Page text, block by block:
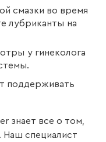
смазки во время
лубриканты на
у гинеколога
поддерживать
знает все о том,
Наш специалист